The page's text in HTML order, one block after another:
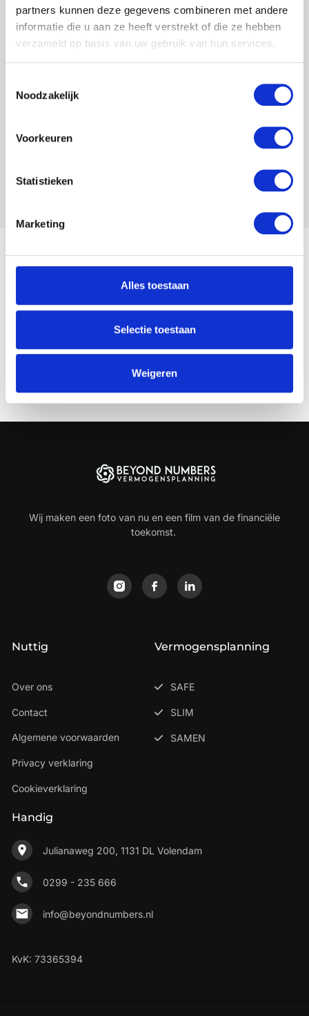
partners kunnen deze gegevens combineren met andere
informatie die u aan ze heeft verstrekt of die ze hebben
verzameld op basis van uw gebruik van hun services.
Noodzakelijk
Voorkeuren
Statistieken
Marketing
Alles toestaan
Selectie toestaan
Weigeren
Beyond Numbers gaat zeer discreet om met uw e-
mailadres. Dat staat ook in onze
privacy verklaring
Wij maken een foto van nu en een film van de financiële
toekomst.
Nuttig
Over ons
Contact
Algemene voorwaarden
Privacy verklaring
Cookieverklaring
Vermogensplanning
SAFE
SLIM
SAMEN
Handig
Julianaweg 200, 1131 DL Volendam
0299 - 235 666
info@beyondnumbers.nl
KvK: 73365394